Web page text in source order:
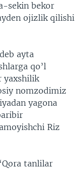
sekin bekor
ojizlik qilishi
ayta
qo’l
yaxshilik
nomzodimiz
yagona
Riz
tanlilar